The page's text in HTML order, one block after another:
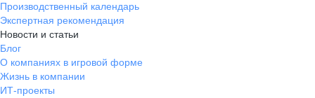
Производственный календарь
Экспертная рекомендация
Новости и статьи
Блог
О компаниях в игровой форме
Жизнь в компании
ИТ-проекты